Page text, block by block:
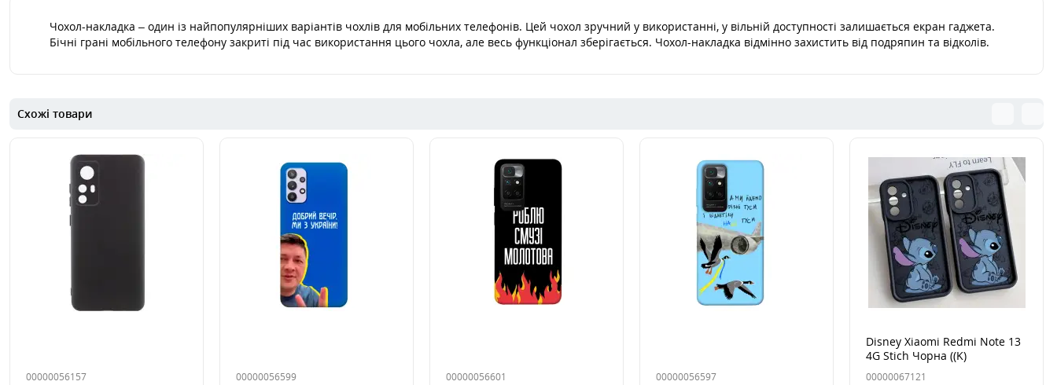
Чохол-накладка – один із найпопулярніших варіантів чохлів для мобільних телефонів. Цей чохол зручний у використанні, у вільній доступності залишається екран гаджета.
Бічні грані мобільного телефону закриті під час використання цього чохла, але весь функціонал зберігається. Чохол-накладка відмінно захистить від подряпин та відколів.
Схожі товари
00000056157 00000056599 00000056601 00000056597
Disney Xiaomi Redmi Note 13
4G Stich Чорна ((K)
00000067121